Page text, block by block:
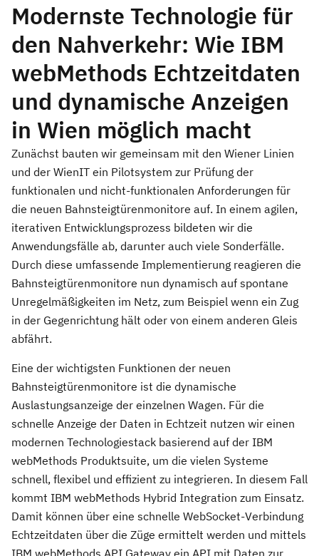
Modernste Technologie für
den Nahverkehr: Wie IBM
webMethods Echtzeitdaten
und dynamische Anzeigen
in Wien möglich macht
Zunächst bauten wir gemeinsam mit den Wiener Linien
und der WienIT ein Pilotsystem zur Prüfung der
funktionalen und nicht-funktionalen Anforderungen für
die neuen Bahnsteigtürenmonitore auf. In einem agilen,
iterativen Entwicklungsprozess bildeten wir die
Anwendungsfälle ab, darunter auch viele Sonderfälle.
Durch diese umfassende Implementierung reagieren die
Bahnsteigtürenmonitore nun dynamisch auf spontane
Unregelmäßigkeiten im Netz, zum Beispiel wenn ein Zug
in der Gegenrichtung hält oder von einem anderen Gleis
abfährt.
Eine der wichtigsten Funktionen der neuen
Bahnsteigtürenmonitore ist die dynamische
Auslastungsanzeige der einzelnen Wagen. Für die
schnelle Anzeige der Daten in Echtzeit nutzen wir einen
modernen Technologiestack basierend auf der IBM
webMethods Produktsuite, um die vielen Systeme
schnell, flexibel und effizient zu integrieren. In diesem Fall
kommt IBM webMethods Hybrid Integration zum Einsatz.
Damit können über eine schnelle WebSocket-Verbindung
Echtzeitdaten über die Züge ermittelt werden und mittels